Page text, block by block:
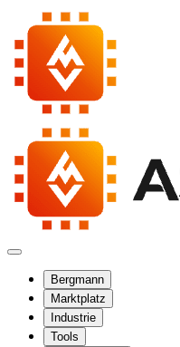
Bergmann
Marktplatz
Industrie
Tools